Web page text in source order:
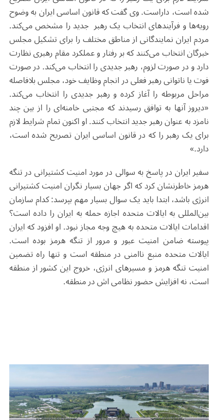
شده است، داراست. وی گفت که قانون اساسی ایران به وضوح
رویه‌ها و فرآیندهای انتخاب یک رهبر جدید را مشخص می‌کند.
مردم ایران نمایندگانی از مناطق مختلف را برای تشکیل مجلس
خبرگان انتخاب می‌کنند که بر رفتار و عملکرد مقام رهبری نظارت
دارد و در صورت لزوم، رهبر جدیدی را انتخاب می‌کند. در صورت
فوت یا ناتوانی رهبر فعلی در انجام وظایف خود، مجلس بلافاصله
مراحل مربوطه را آغاز کرده و رهبر جدیدی را انتخاب می‌کند.
«دیروز آنها به توافق رسیدند که مجتبی خامنه‌ای را از بین چند
نامزد به عنوان رهبر جدید انتخاب کنند. او اکنون تمام شرایط لازم
برای یک رهبر را که در قانون اساسی ایران تصریح شده است،
دارد.»
سفیر ایران در پاسخ به سوالی در مورد امنیت کشتیرانی در تنگه
هرمز خاطرنشان کرد که اگر جهان بسیار نگران امنیت کشتیرانی
انرژی باشد، ابتدا باید یک سوال بسیار مهم بپرسد: کدام سازمان
بین‌المللی به ایالات متحده اجازه حمله به ایران را داده است؟
اقدامات ایالات متحده به هیچ وجه مجاز نبود. او افزود که ایران
پیوسته ضامن امنیت عبور و مرور از تنگه هرمز بوده است.
ایالات متحده منبع ناامنی در منطقه است و تنها راه تضمین
امنیت تنگه هرمز و مسیرهای انرژی، خروج این کشور از منطقه
است، نه افزایش حضور نظامی اش در منطقه.